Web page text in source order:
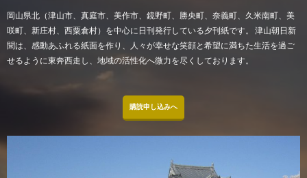
岡山県北（津山市、真庭市、美作市、鏡野町、勝央町、奈義町、久米南町、美
咲町、新庄村、西粟倉村）を中心に日刊発行している夕刊紙です。 津山朝日新
聞は、感動あふれる紙面を作り、人々が幸せな笑顔と希望に満ちた生活を過ご
せるように東奔西走し、地域の活性化へ微力を尽くしております。
購読申し込みへ